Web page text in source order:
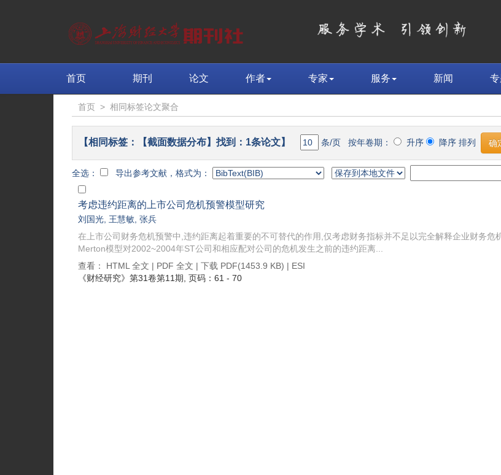
首页 期刊 论文 作者 专家 服务 新闻
首页 > 相同标签论文聚合
【相同标签：【截面数据分布】找到：1条论文】 条/页 按年卷期： 升序 降序 排列
全选： 导出参考文献，格式为：
考虑违约距离的上市公司危机预警模型研究
刘国光 王慧敏 张兵
在上市公司财务危机预警中,违约距离起着重要的不可替代的作用,仅考虑财务指标并不足以完全解释企业财务危
Merton模型对2002~2004年ST公司和相应配对公司的危机发生之前的违约距离...
查看： HTML 全文 | PDF 全文 | 下载 PDF(1453.9 KB) | ESI
《财经研究》 第31卷第11期 , 页码：61 - 70